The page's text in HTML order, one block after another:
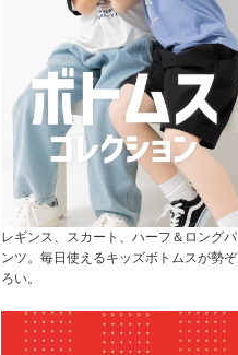
レギンス、スカート、ハーフ＆ロングパ
ンツ。毎日使えるキッズボトムスが勢ぞ
ろい。